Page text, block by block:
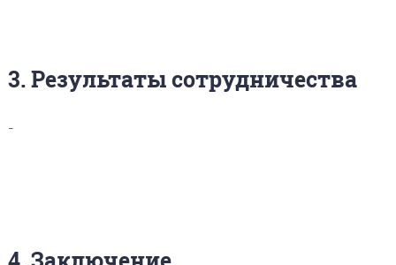
3. Результаты сотрудничества
-